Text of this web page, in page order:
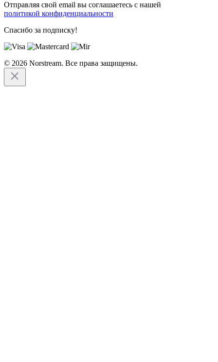
Отправляя свой email вы соглашаетесь с нашей
политикой конфиденциальности
Спасибо за подписку!
© 2026 Norstream. Все права защищены.